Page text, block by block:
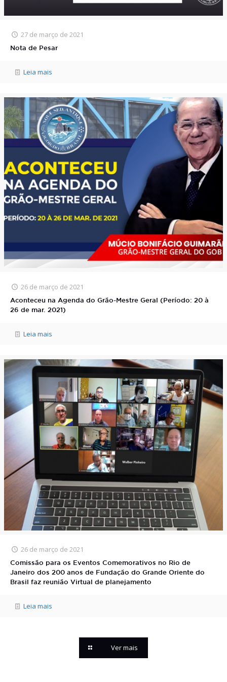
27 de março de 2021
Nota de Pesar
Leia mais
26 de março de 2021
Aconteceu na Agenda do Grão-Mestre Geral (Período: 20 à
26 de mar. 2021)
Leia mais
26 de março de 2021
Comissão para os Eventos Comemorativos no Rio de
Janeiro dos 200 anos de Fundação do Grande Oriente do
Brasil faz reunião Virtual de planejamento
Leia mais
Ver mais